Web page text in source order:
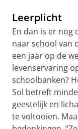
Leerplicht
En dan is er nog
naar school van
een jaar op de
levenservaring
schoolbanken?
Sol betreft
geestelijk en
te voltooien.